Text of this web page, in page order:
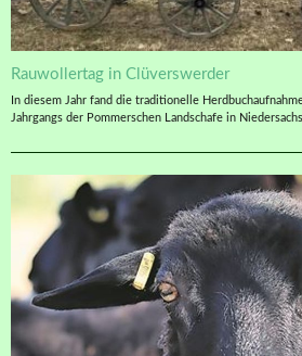
Rauwollertag in Clüverswerder
In diesem Jahr fand die traditionelle
Jahrgangs der Pommerschen Landschafe in